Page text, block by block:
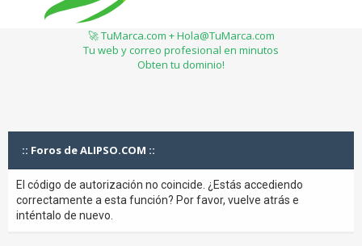
🚀 TuMarca.com + Hola@TuMarca.com
Tu web y correo profesional en minutos
Obten tu dominio!
:: Foros de ALIPSO.COM ::
El código de autorización no coincide. ¿Estás accediendo
correctamente a esta función? Por favor, vuelve atrás e
inténtalo de nuevo.